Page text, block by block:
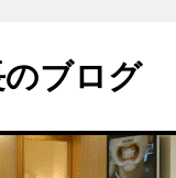
ブログ